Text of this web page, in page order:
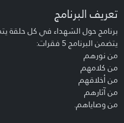
تعريف البرنامج
يتضمن البرنامج 5 فقرات:
من نورهم
من كلامهم
من أخلاقهم
من آثارهم
من وصاياهم.